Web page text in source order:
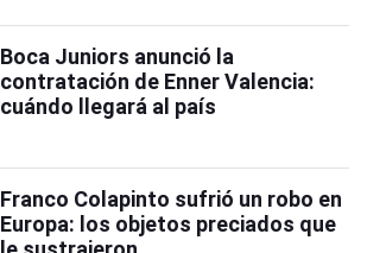
Boca Juniors anunció la
contratación de Enner Valencia:
cuándo llegará al país
Franco Colapinto sufrió un robo en
Europa: los objetos preciados que